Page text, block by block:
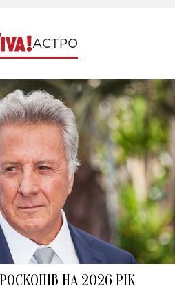
АСТРО
НА 2026 РІК